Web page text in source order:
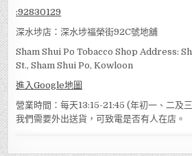
:92830129
深水埗店：深水埗福榮街92C號地舖
Sham Shui Po Tobacco Shop Address:
St., Sham Shui Po, Kowloon
進入Google地圖
營業時間：每天13:15-21:45 (年初一、二及
我們需要外出送貨，可致電是否有人在店。